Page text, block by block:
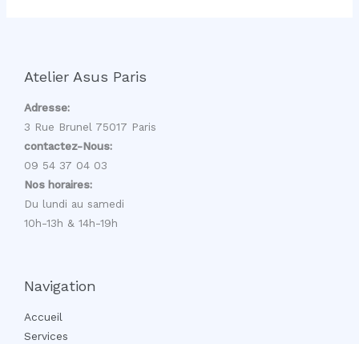
Atelier Asus Paris
Adresse:
3 Rue Brunel 75017 Paris
contactez-Nous:
09 54 37 04 03
Nos horaires:
Du lundi au samedi
10h-13h & 14h-19h
Navigation
Accueil
Services